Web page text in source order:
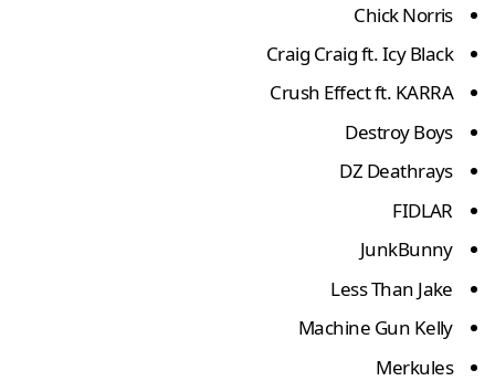
Chick Norris
Craig Craig ft. Icy Black
Crush Effect ft. KARRA
Destroy Boys
DZ Deathrays
FIDLAR
JunkBunny
Less Than Jake
Machine Gun Kelly
Merkules